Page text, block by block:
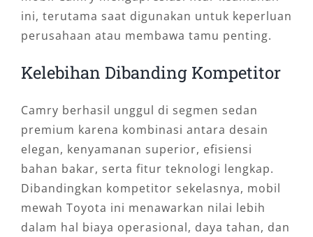
ini, terutama saat digunakan untuk keperluan
perusahaan atau membawa tamu penting.
Kelebihan Dibanding Kompetitor
Camry berhasil unggul di segmen sedan
premium karena kombinasi antara desain
elegan, kenyamanan superior, efisiensi
bahan bakar, serta fitur teknologi lengkap.
Dibandingkan kompetitor sekelasnya, mobil
mewah Toyota ini menawarkan nilai lebih
dalam hal biaya operasional, daya tahan, dan